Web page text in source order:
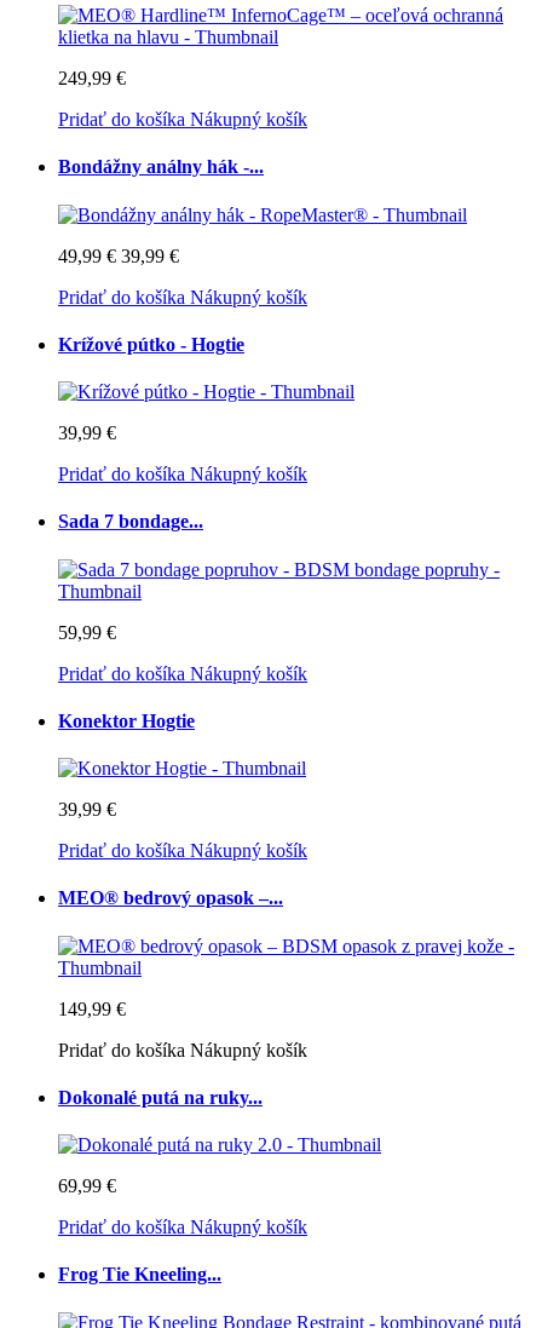
249,99 €
Pridať do košíka Nákupný košík
Bondážny análny hák -...
49,99 € 39,99 €
Pridať do košíka Nákupný košík
Krížové pútko - Hogtie
39,99 €
Pridať do košíka Nákupný košík
Sada 7 bondage...
59,99 €
Pridať do košíka Nákupný košík
Konektor Hogtie
39,99 €
Pridať do košíka Nákupný košík
MEO® bedrový opasok –...
149,99 €
Pridať do košíka Nákupný košík
Dokonalé putá na ruky...
69,99 €
Pridať do košíka Nákupný košík
Frog Tie Kneeling...